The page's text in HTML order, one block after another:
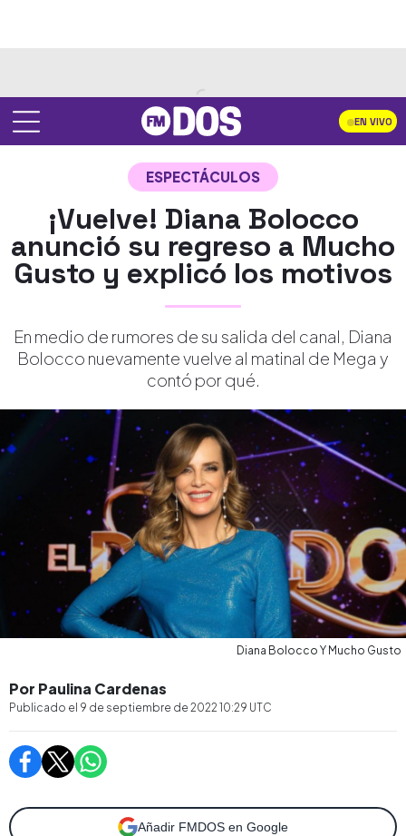
EN VIVO
ESPECTÁCULOS
¡Vuelve! Diana Bolocco
anunció su regreso a Mucho
Gusto y explicó los motivos
En medio de rumores de su salida del canal, Diana
Bolocco nuevamente vuelve al matinal de Mega y
contó por qué.
Diana Bolocco Y Mucho Gusto
Por Paulina Cardenas
Publicado el 9 de septiembre de 2022 10:29 UTC
Añadir FMDOS en Google